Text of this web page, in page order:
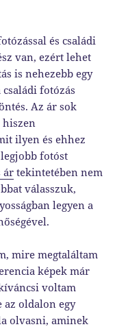
és családi
van, ezért lehet
is nehezebb egy
fotózás
Az ár sok
hiszen
ilyen és ehhez
fotóst
ártekintetében nem
válasszuk,
legyen a
mire megtaláltam
képek már
voltam
az oldalon egy
olvasni, aminek